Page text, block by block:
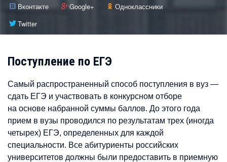
Вконтакте Google+
Одноклассники
Twitter
Поступление по ЕГЭ
Самый распространенный способ поступления в вуз —
сдать ЕГЭ и участвовать в конкурсном отборе
на основе набранной суммы баллов. До этого года
прием в вузы проводился по результатам трех (иногда
четырех) ЕГЭ, определенных для каждой
специальности. Все абитуриенты российских
университетов должны были предоставить в приемную